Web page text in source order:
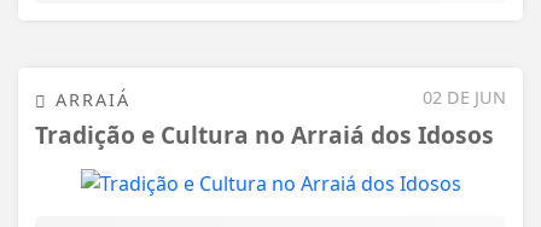
02 DE JUN
ARRAIÁ
Tradição e Cultura no Arraiá dos Idosos